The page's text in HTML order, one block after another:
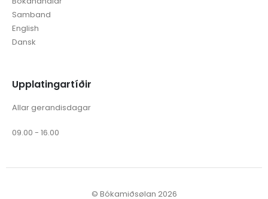
Samband
English
Dansk
Upplatingartíðir
Allar gerandisdagar
09.00 - 16.00
© Bókamiðsølan 2026